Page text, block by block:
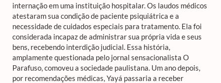
internação em uma instituição hospitalar. Os laudos médicos
atestaram sua condição de paciente psiquiátrica e a
necessidade de cuidados especiais para tratamento. Ela foi
considerada incapaz de administrar sua própria vida e seus
bens, recebendo interdição judicial. Essa história,
amplamente questionada pelo jornal sensacionalista O
Parafuso, comoveu a sociedade paulistana. Um ano depois,
por recomendações médicas, Yayá passaria a receber